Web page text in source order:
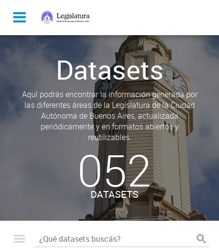
Datasets
Aquí podrás encontrar la información generada por
las diferentes áreas de la Legislatura de la Ciudad
Autónoma de Buenos Aires, actualizada
periódicamente y en formatos abiertos y
reutilizables.
052
DATASETS